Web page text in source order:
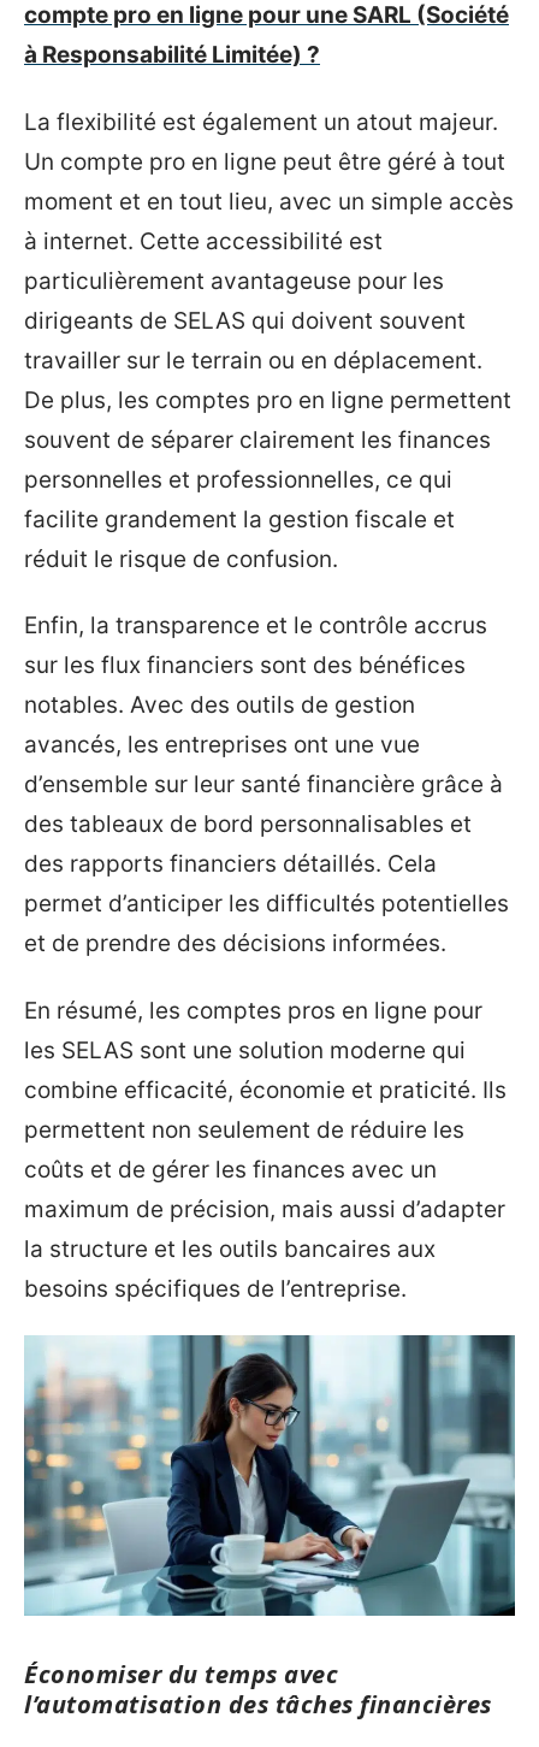
compte pro en ligne pour une SARL (Société
à Responsabilité Limitée) ?
La flexibilité est également un atout majeur.
Un compte pro en ligne peut être géré à tout
moment et en tout lieu, avec un simple accès
à internet. Cette accessibilité est
particulièrement avantageuse pour les
dirigeants de SELAS qui doivent souvent
travailler sur le terrain ou en déplacement.
De plus, les comptes pro en ligne permettent
souvent de séparer clairement les finances
personnelles et professionnelles, ce qui
facilite grandement la gestion fiscale et
réduit le risque de confusion.
Enfin, la transparence et le contrôle accrus
sur les flux financiers sont des bénéfices
notables. Avec des outils de gestion
avancés, les entreprises ont une vue
d’ensemble sur leur santé financière grâce à
des tableaux de bord personnalisables et
des rapports financiers détaillés. Cela
permet d’anticiper les difficultés potentielles
et de prendre des décisions informées.
En résumé, les comptes pros en ligne pour
les SELAS sont une solution moderne qui
combine efficacité, économie et praticité. Ils
permettent non seulement de réduire les
coûts et de gérer les finances avec un
maximum de précision, mais aussi d’adapter
la structure et les outils bancaires aux
besoins spécifiques de l’entreprise.
Économiser du temps avec
l’automatisation des tâches financières